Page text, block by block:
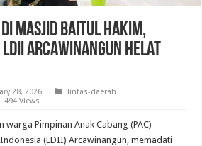
Masjid Baitul Hakim,
Arcawinangun Helat
28, 2026
lintas-daerah
494 Views
warga Pimpinan Anak Cabang (PAC)
(LDII) Arcawinangun, memadati